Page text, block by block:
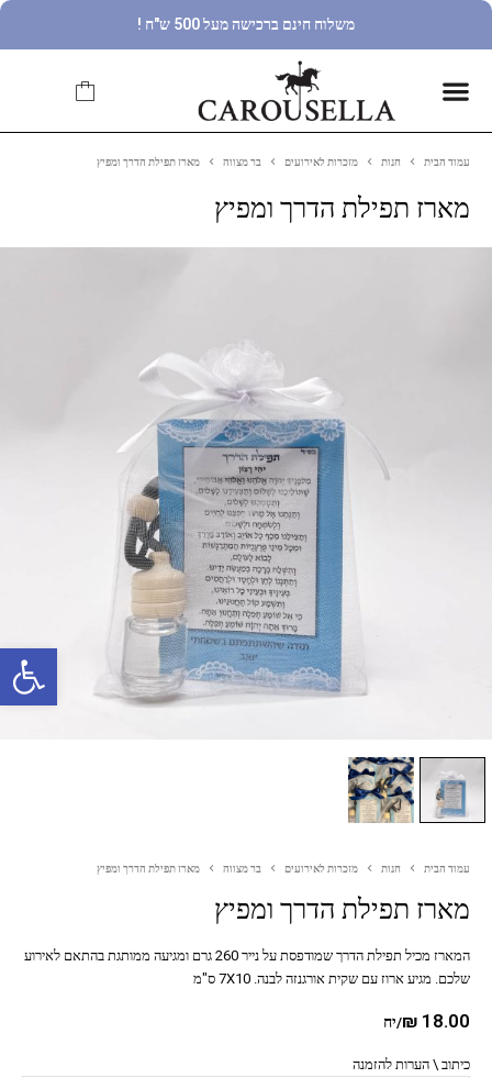
פתח סרגל נגישות
משלוח חינם ברכישה מעל 500 ש"ח !
עמוד הבית חנות מזכרות לאירועים בר מצווה מארז תפילת הדרך ומפיץ
מארז תפילת הדרך ומפיץ
עמוד הבית חנות מזכרות לאירועים בר מצווה מארז תפילת הדרך ומפיץ
מארז תפילת הדרך ומפיץ
₪ 18.00 /יח
כיתוב \ הערות להזמנה
המארז מכיל תפילת הדרך שמודפסת על נייר 260 גרם ומגיעה ממותגת בהתאם לאירוע
שלכם. מגיע ארוז עם שקית אורגנזה לבנה. 7X10 ס"מ